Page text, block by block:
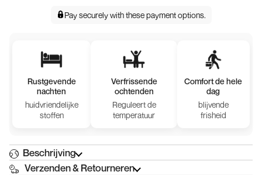
Pay securely withthese payment options.
Rustgevende
nachten
huidvriendelijke
stoffen
Verfrissende
ochtenden
Reguleert de
temperatuur
Comfort de hele
dag
blijvende
frisheid
Beschrijving
Verzenden & Retourneren